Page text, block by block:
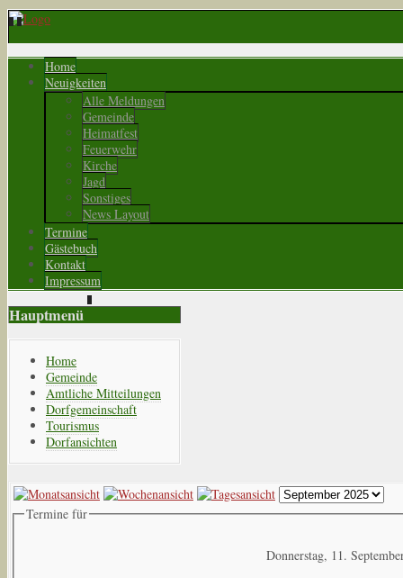
Home
Neuigkeiten
Alle Meldungen
Gemeinde
Heimatfest
Feuerwehr
Kirche
Jagd
Sonstiges
News Layout
Termine
Gästebuch
Kontakt
Impressum
Hauptmenü
Home
Gemeinde
Amtliche Mitteilungen
Dorfgemeinschaft
Tourismus
Dorfansichten
Termine für
Donnerstag, 11.